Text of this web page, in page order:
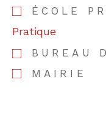
ÉCOLE
Pratique
BUREAU
MAIRIE